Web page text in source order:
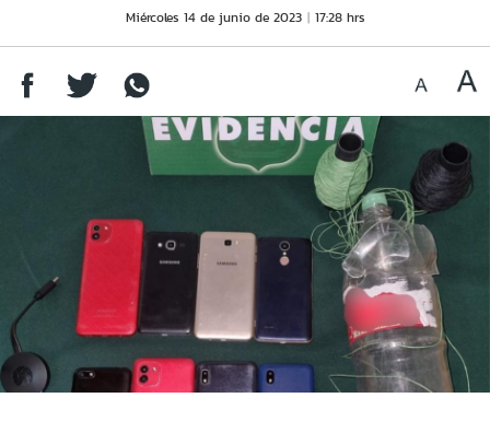
Miércoles 14 de junio de 2023 17:28 hrs